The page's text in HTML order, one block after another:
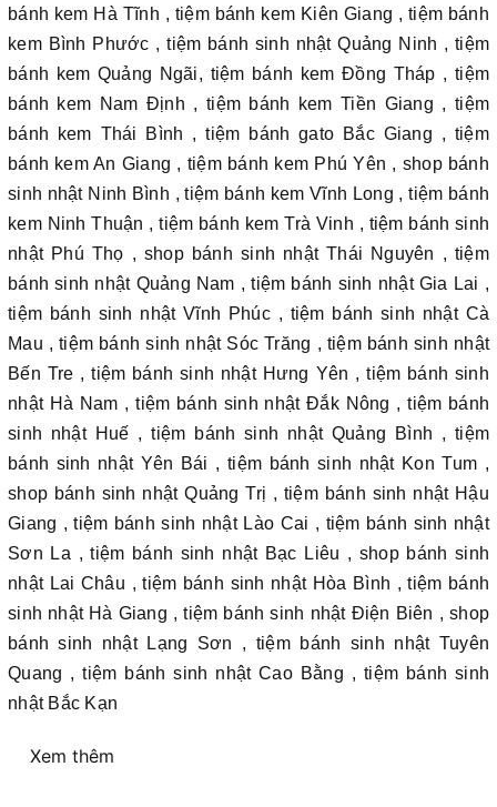
bánh kem Hà Tĩnh , tiệm bánh kem Kiên Giang , tiệm bánh
kem Bình Phước , tiệm bánh sinh nhật Quảng Ninh , tiệm
bánh kem Quảng Ngãi, tiệm bánh kem Đồng Tháp , tiệm
bánh kem Nam Định , tiệm bánh kem Tiền Giang , tiệm
bánh kem Thái Bình , tiệm bánh gato Bắc Giang , tiệm
bánh kem An Giang , tiệm bánh kem Phú Yên , shop bánh
sinh nhật Ninh Bình , tiệm bánh kem Vĩnh Long , tiệm bánh
kem Ninh Thuận , tiệm bánh kem Trà Vinh , tiệm bánh sinh
nhật Phú Thọ , shop bánh sinh nhật Thái Nguyên , tiệm
bánh sinh nhật Quảng Nam , tiệm bánh sinh nhật Gia Lai ,
tiệm bánh sinh nhật Vĩnh Phúc , tiệm bánh sinh nhật Cà
Mau , tiệm bánh sinh nhật Sóc Trăng , tiệm bánh sinh nhật
Bến Tre , tiệm bánh sinh nhật Hưng Yên , tiệm bánh sinh
nhật Hà Nam , tiệm bánh sinh nhật Đắk Nông , tiệm bánh
sinh nhật Huế , tiệm bánh sinh nhật Quảng Bình , tiệm
bánh sinh nhật Yên Bái , tiệm bánh sinh nhật Kon Tum ,
shop bánh sinh nhật Quảng Trị , tiệm bánh sinh nhật Hậu
Giang , tiệm bánh sinh nhật Lào Cai , tiệm bánh sinh nhật
Sơn La , tiệm bánh sinh nhật Bạc Liêu , shop bánh sinh
nhật Lai Châu , tiệm bánh sinh nhật Hòa Bình , tiệm bánh
sinh nhật Hà Giang , tiệm bánh sinh nhật Điện Biên , shop
bánh sinh nhật Lạng Sơn , tiệm bánh sinh nhật Tuyên
Quang , tiệm bánh sinh nhật Cao Bằng , tiệm bánh sinh
nhật Bắc Kạn
Xem thêm